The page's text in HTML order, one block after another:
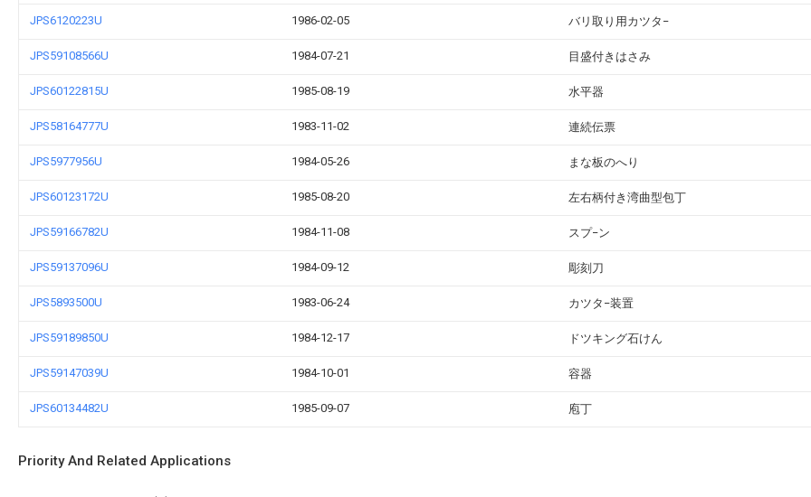
JPS6120223U 1986-02-05 バリ取り用カツタ−
JPS59108566U 1984-07-21 目盛付きはさみ
JPS60122815U 1985-08-19 水平器
JPS58164777U 1983-11-02 連続伝票
JPS5977956U 1984-05-26 まな板のへり
JPS60123172U 1985-08-20 左右柄付き湾曲型包丁
JPS59166782U 1984-11-08 スプ−ン
JPS59137096U 1984-09-12 彫刻刀
JPS5893500U 1983-06-24 カツタ−装置
JPS59189850U 1984-12-17 ドツキング石けん
JPS59147039U 1984-10-01 容器
JPS60134482U 1985-09-07 庖丁
Priority And Related Applications